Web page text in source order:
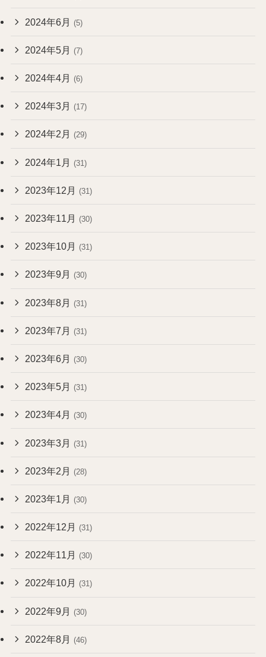
2024年6月 (5)
2024年5月 (7)
2024年4月 (6)
2024年3月 (17)
2024年2月 (29)
2024年1月 (31)
2023年12月 (31)
2023年11月 (30)
2023年10月 (31)
2023年9月 (30)
2023年8月 (31)
2023年7月 (31)
2023年6月 (30)
2023年5月 (31)
2023年4月 (30)
2023年3月 (31)
2023年2月 (28)
2023年1月 (30)
2022年12月 (31)
2022年11月 (30)
2022年10月 (31)
2022年9月 (30)
2022年8月 (46)